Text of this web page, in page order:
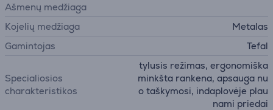
Ašmenų medžiaga
Kojelių medžiaga
Metalas
Gamintojas
Tefal
Specialiosios
charakteristikos
tylusis režimas, ergonomiška
minkšta rankena, apsauga nu
o taškymosi, indaplovėje plau
nami priedai